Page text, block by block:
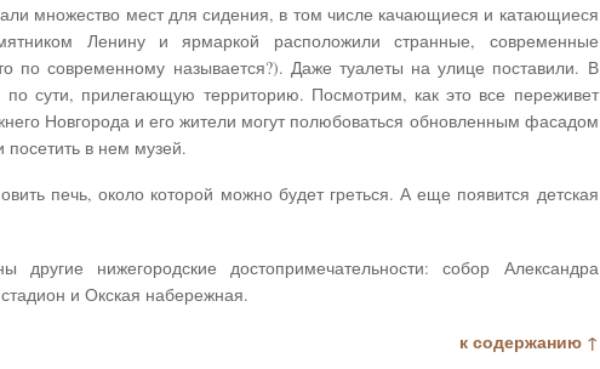
множество мест для сидения, в том числе качающиеся и катающиеся
Ленину и ярмаркой расположили странные, современные
по современному называется?). Даже туалеты на улице поставили. В
сути, прилегающую территорию. Посмотрим, как это все переживет
Новгорода и его жители могут полюбоваться обновленным фасадом
посетить в нем музей.
печь, около которой можно будет греться. А еще появится детская
другие нижегородские достопримечательности: собор Александра
и Окская набережная.
к содержанию ↑